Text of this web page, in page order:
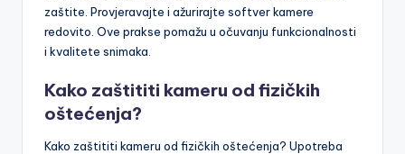
zaštite. Provjeravajte i ažurirajte softver kamere
redovito. Ove prakse pomažu u očuvanju funkcionalnosti
i kvalitete snimaka.
Kako zaštititi kameru od fizičkih
oštećenja?
Kako zaštititi kameru od fizičkih oštećenja? Upotreba